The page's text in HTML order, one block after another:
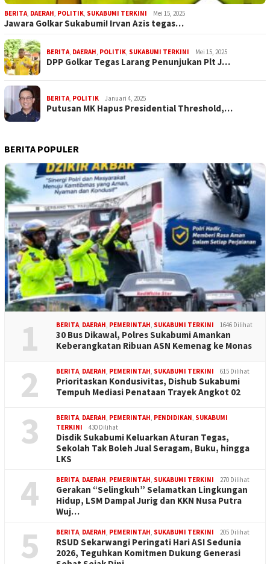
BERITA, DAERAH, POLITIK, SUKABUMI TERKINI Mei 15, 2025
Jawara Golkar Sukabumi! Irvan Azis tegas…
BERITA, DAERAH, POLITIK, SUKABUMI TERKINI Mei 15, 2025
DPP Golkar Tegas Larang Penunjukan Plt J…
BERITA, POLITIK Januari 4, 2025
Putusan MK Hapus Presidential Threshold,…
BERITA POPULER
1 BERITA, DAERAH, PEMERINTAH, SUKABUMI TERKINI 1646 Dilihat
30 Bus Dikawal, Polres Sukabumi Amankan
Keberangkatan Ribuan ASN Kemenag ke Monas
2 BERITA, DAERAH, PEMERINTAH, SUKABUMI TERKINI 615 Dilihat
Prioritaskan Kondusivitas, Dishub Sukabumi
Tempuh Mediasi Penataan Trayek Angkot 02
3 BERITA, DAERAH, PEMERINTAH, PENDIDIKAN, SUKABUMI
TERKINI
430 Dilihat
Disdik Sukabumi Keluarkan Aturan Tegas,
Sekolah Tak Boleh Jual Seragam, Buku, hingga
LKS
4 BERITA, DAERAH, PEMERINTAH, SUKABUMI TERKINI 270 Dilihat
Gerakan “Selingkuh” Selamatkan Lingkungan
Hidup, LSM Dampal Jurig dan KKN Nusa Putra
Wuj…
5 BERITA, DAERAH, PEMERINTAH, SUKABUMI TERKINI 205 Dilihat
RSUD Sekarwangi Peringati Hari ASI Sedunia
2026, Teguhkan Komitmen Dukung Generasi